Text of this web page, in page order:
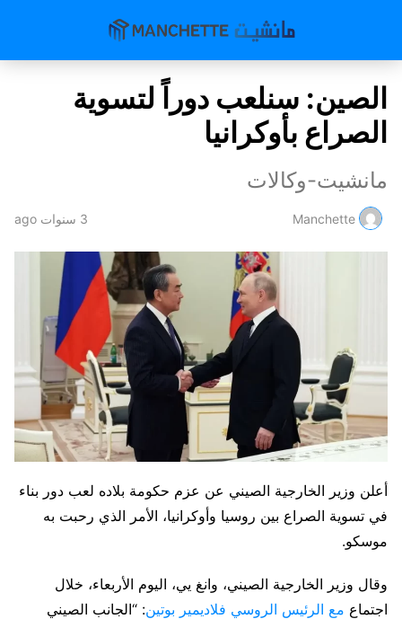
الصين: سنلعب دوراً لتسوية
الصراع بأوكرانيا
مانشيت-وكالات
Manchette 3 سنوات ago
أعلن وزير الخارجية الصيني عن عزم حكومة بلاده لعب دور بناء
في تسوية الصراع بين روسيا وأوكرانيا، الأمر الذي رحبت به
موسكو.
وقال وزير الخارجية الصيني، وانغ يي، اليوم الأربعاء، خلال
اجتماع مع الرئيس الروسي فلاديمير بوتين: “الجانب الصيني